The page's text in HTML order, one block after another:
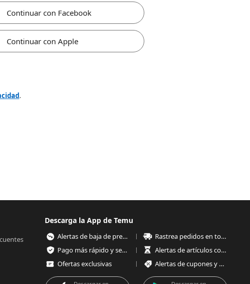
Continuar con Facebook
Continuar con Apple
.
Descarga la App de Temu
Alertas de baja de precios
Rastrea pedidos en todo momento
Pago más rápido y seguro
Alertas de artículos con poco stock
Ofertas exclusivas
Alertas de cupones y ofertas